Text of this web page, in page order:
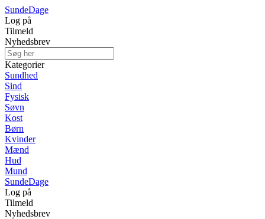
SundeDage
Log på
Tilmeld
Nyhedsbrev
Kategorier
Sundhed
Sind
Fysisk
Søvn
Kost
Børn
Kvinder
Mænd
Hud
Mund
SundeDage
Log på
Tilmeld
Nyhedsbrev